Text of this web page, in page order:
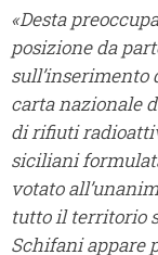
«Desta
posizione da
sull’inserimento
carta nazionale
di rifiuti
siciliani
votato
tutto il territorio
Schifani appare